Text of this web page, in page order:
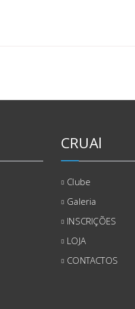
CRUAl
Clube
Galeria
INSCRIÇÕES
LOJA
CONTACTOS